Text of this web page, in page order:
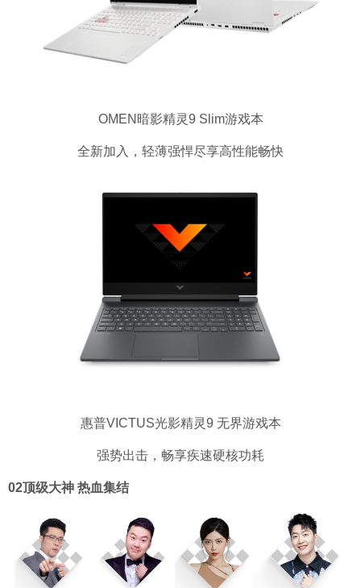
OMEN暗影精灵9 Slim游戏本
全新加入，轻薄强悍尽享高性能畅快
惠普VICTUS光影精灵9 无界游戏本
强势出击，畅享疾速硬核功耗
02顶级大神 热血集结